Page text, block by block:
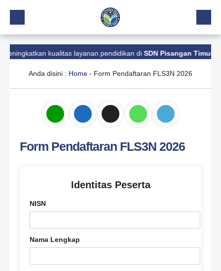
Beranda
kualitas layanan pendidikan di SDN Pisangan Timur 11
Anda disini : Home - Form Pendaftaran FLS3N 2026
Form Pendaftaran FLS3N 2026
Identitas Peserta
NISN
Nama Lengkap